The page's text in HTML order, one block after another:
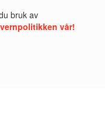
bruk av
vår!